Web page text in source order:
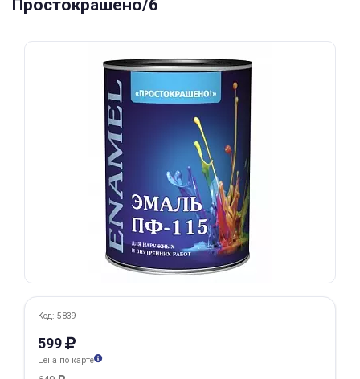
Простокрашено/6
Код: 5839
599
Цена по карте
без переплат
График платежей
Добавляйте товары
в корзину
Оплачивайте сегодня только
25% картой любого банка
Получайте товар